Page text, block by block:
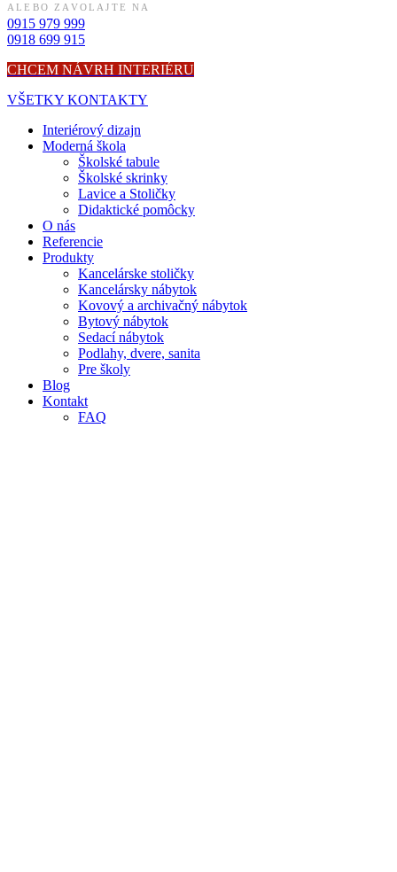
ALEBO ZAVOLAJTE NA
0915 979 999
0918 699 915
CHCEM NÁVRH INTERIÉRU
VŠETKY KONTAKTY
Interiérový dizajn
Moderná škola
Školské tabule
Školské skrinky
Lavice a Stoličky
Didaktické pomôcky
O nás
Referencie
Produkty
Kancelárske stoličky
Kancelársky nábytok
Kovový a archivačný nábytok
Bytový nábytok
Sedací nábytok
Podlahy, dvere, sanita
Pre školy
Blog
Kontakt
FAQ